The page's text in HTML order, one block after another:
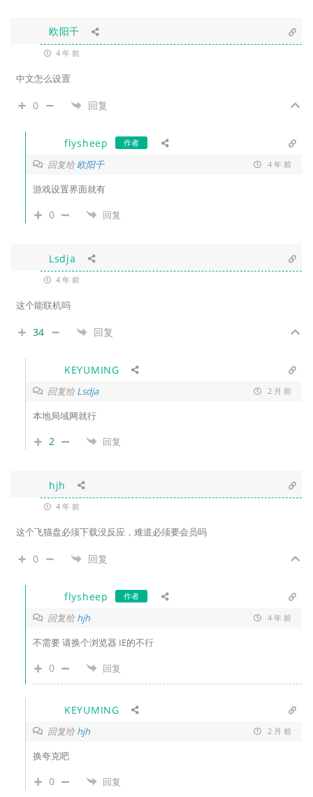
欧阳千
4 年 前
中文怎么设置
0 回复
flysheep 作者
回复给欧阳千 4 年 前
游戏设置界面就有
0 回复
Lsdja
4 年 前
这个能联机吗
34 回复
KEYUMING
回复给Lsdja 2 月 前
本地局域网就行
2 回复
hjh
4 年 前
这个飞猫盘必须下载没反应，难道必须要会员吗
0 回复
flysheep 作者
回复给hjh 4 年 前
不需要 请换个浏览器 IE的不行
0 回复
KEYUMING
回复给hjh 2 月 前
换夸克吧
0 回复